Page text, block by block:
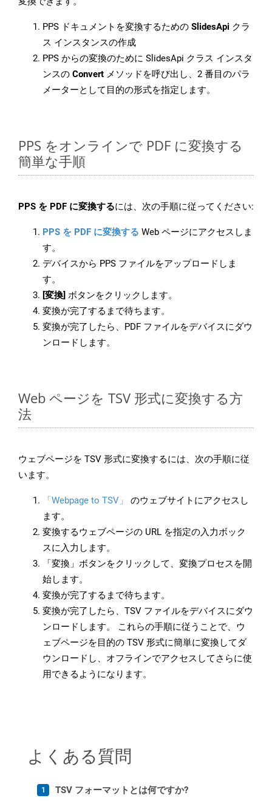
PPS ドキュメントを変換するための SlidesApi クラ
ス インスタンスの作成
PPS からの変換のために SlidesApi クラス インスタ
ンスの Convert メソッドを呼び出し、2 番目のパラ
メーターとして目的の形式を指定します。
PPS をオンラインで PDF に変換する
簡単な手順
PPS を PDF に変換するには、次の手順に従ってください:
PPS を PDF に変換する Web ページにアクセスしま
す。
デバイスから PPS ファイルをアップロードしま
す。
[変換] ボタンをクリックします。
変換が完了するまで待ちます。
変換が完了したら、PDF ファイルをデバイスにダウ
ンロードします。
Web ページを TSV 形式に変換する方
法
ウェブページを TSV 形式に変換するには、次の手順に従
います。
「Webpage to TSV」
のウェブサイトにアクセスし
ます。
変換するウェブページの URL を指定の入力ボック
スに入力します。
「変換」ボタンをクリックして、変換プロセスを開
始します。
変換が完了するまで待ちます。
変換が完了したら、TSV ファイルをデバイスにダウ
ンロードします。 これらの手順に従うことで、ウ
ェブページを目的の TSV 形式に簡単に変換してダ
ウンロードし、オフラインでアクセスしてさらに使
用できるようになります。
よくある質問
TSV フォーマットとは何ですか?